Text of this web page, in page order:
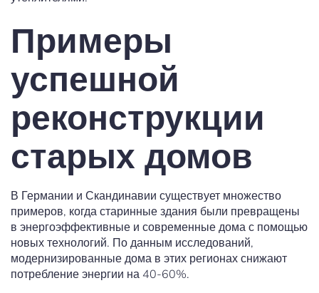
Примеры
успешной
реконструкции
старых домов
В Германии и Скандинавии существует множество
примеров, когда старинные здания были превращены
в энергоэффективные и современные дома с помощью
новых технологий. По данным исследований,
модернизированные дома в этих регионах снижают
потребление энергии на 40-60%.